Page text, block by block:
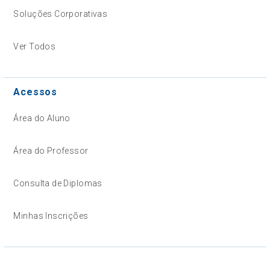
Soluções Corporativas
Ver Todos
Acessos
Área do Aluno
Área do Professor
Consulta de Diplomas
Minhas Inscrições